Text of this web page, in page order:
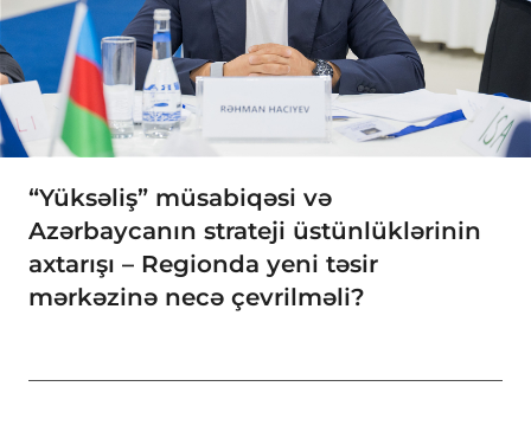
“Yüksəliş” müsabiqəsi və
Azərbaycanın strateji üstünlüklərinin
axtarışı – Regionda yeni təsir
mərkəzinə necə çevrilməli?